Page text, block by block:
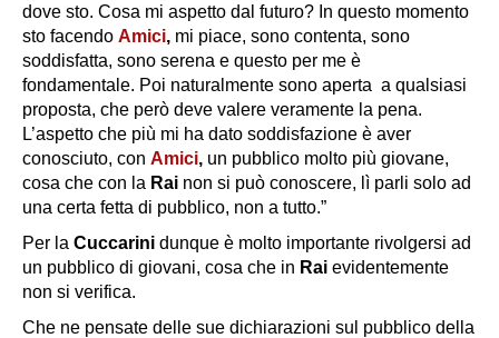
dove sto. Cosa mi aspetto dal futuro? In questo momento
sto facendo Amici, mi piace, sono contenta, sono
soddisfatta, sono serena e questo per me è
fondamentale. Poi naturalmente sono aperta a qualsiasi
proposta, che però deve valere veramente la pena.
L’aspetto che più mi ha dato soddisfazione è aver
conosciuto, con Amici, un pubblico molto più giovane,
cosa che con la Rai non si può conoscere, lì parli solo ad
una certa fetta di pubblico, non a tutto.”
Per la Cuccarini dunque è molto importante rivolgersi ad
un pubblico di giovani, cosa che in Rai evidentemente
non si verifica.
Che ne pensate delle sue dichiarazioni sul pubblico della